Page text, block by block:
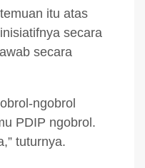
itu atas
secara
secara
ngobrol
PDIP ngobrol.
tuturnya.